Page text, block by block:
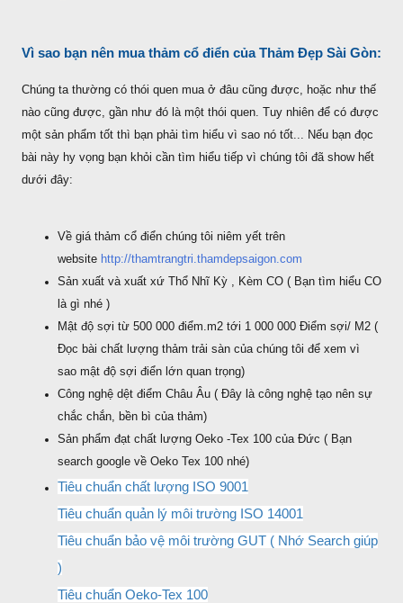
Vì sao bạn nên mua thảm cổ điển của Thảm Đẹp Sài Gòn:
Chúng ta thường có thói quen mua ở đâu cũng được, hoặc như thế
nào cũng được, gần như đó là một thói quen. Tuy nhiên để có được
một sản phẩm tốt thì bạn phải tìm hiểu vì sao nó tốt... Nếu bạn đọc
bài này hy vọng bạn khỏi cần tìm hiểu tiếp vì chúng tôi đã show hết
dưới đây:
Về giá thảm cổ điển chúng tôi niêm yết trên
website http://thamtrangtri.thamdepsaigon.com
Sản xuất và xuất xứ Thổ Nhĩ Kỳ , Kèm CO ( Bạn tìm hiểu CO
là gì nhé )
Mật độ sợi từ 500 000 điểm.m2 tới 1 000 000 Điểm sợi/ M2 (
Đọc bài chất lượng thảm trải sàn của chúng tôi để xem vì
sao mật độ sợi điển lớn quan trọng)
Công nghệ dệt điểm Châu Âu ( Đây là công nghệ tạo nên sự
chắc chắn, bền bì của thảm)
Sản phẩm đạt chất lượng Oeko -Tex 100 của Đức ( Bạn
search google về Oeko Tex 100 nhé)
Tiêu chuẩn chất lượng ISO 9001
Tiêu chuẩn quản lý môi trường ISO 14001
Tiêu chuẩn bảo vệ môi trường GUT ( Nhớ Search giúp
)
Tiêu chuẩn Oeko-Tex 100